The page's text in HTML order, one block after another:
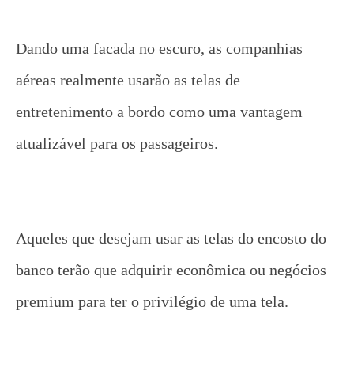
Dando uma facada no escuro, as companhias
aéreas realmente usarão as telas de
entretenimento a bordo como uma vantagem
atualizável para os passageiros.
Aqueles que desejam usar as telas do encosto do
banco terão que adquirir econômica ou negócios
premium para ter o privilégio de uma tela.